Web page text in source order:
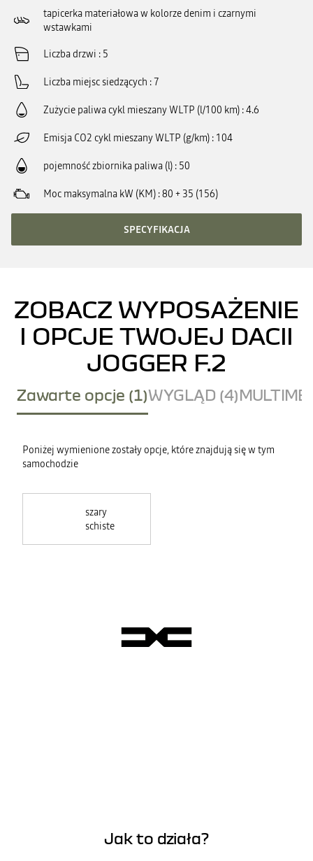
tapicerka materiałowa w kolorze denim i czarnymi
wstawkami
Liczba drzwi 5
Liczba miejsc siedzących 7
Zużycie paliwa cykl mieszany WLTP (l/100 km) 4.6
Emisja CO2 cykl mieszany WLTP (g/km) 104
pojemność zbiornika paliwa (l) 50
Moc maksymalna kW (KM) 80 + 35 (156)
SPECYFIKACJA
ZOBACZ WYPOSAŻENIE
I OPCJE TWOJEJ DACII
JOGGER F.2
Zawarte opcje (1)WYGLĄD (4)
Poniżej wymienione zostały opcje, które znajdują się w tym
samochodzie
szary
schiste
Jak to działa?